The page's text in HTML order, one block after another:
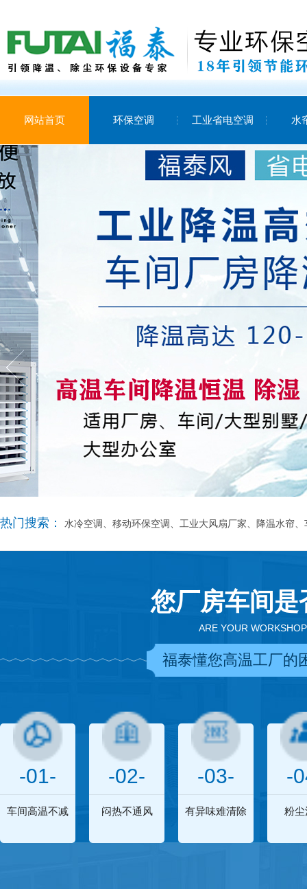
网站首页 环保空调 工业省电空调 水
热门搜索： 水冷空调、移动环保空调、工业大风扇厂家、降温水帘
您厂房车间
ARE YOUR
福泰懂您高温工厂的
-01-
车间高温不减
-02-
闷热不通风
-03-
有异味难清除
-
粉尘